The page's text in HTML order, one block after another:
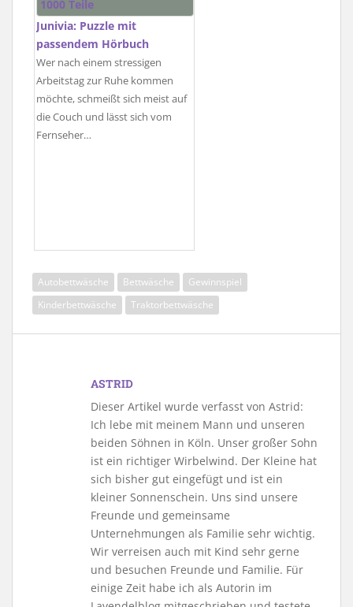
Junivia: Puzzle mit
passendem Hörbuch
Wer nach einem stressigen
Arbeitstag zur Ruhe kommen
möchte, schmeißt sich meist auf
die Couch und lässt sich vom
Fernseher…
Autobettwäsche Bettwäsche
Gewinnspiel
Kinderbettwäsche
Traktorbettwäsche
ASTRID
Dieser Artikel wurde verfasst von Astrid:
Ich lebe mit meinem Mann und unseren
beiden Söhnen in Köln. Unser großer Sohn
ist ein richtiger Wirbelwind. Der Kleine hat
sich bisher gut eingefügt und ist ein
kleiner Sonnenschein. Uns sind unsere
Freunde und gemeinsame
Unternehmungen als Familie sehr wichtig.
Wir verreisen auch mit Kind sehr gerne
und besuchen Freunde und Familie. Für
einige Zeit habe ich als Autorin im